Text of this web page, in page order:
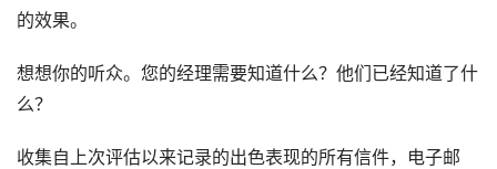
的效果。
想想你的听众。您的经理需要知道什么？他们已经知道了什
么？
收集自上次评估以来记录的出色表现的所有信件，电子邮